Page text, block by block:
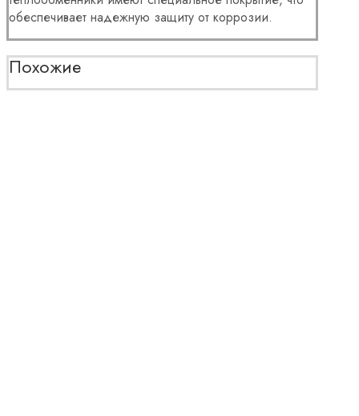
обеспечивает надежную защиту от коррозии.
Похожие